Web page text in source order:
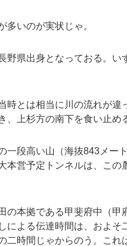
多いのが実状じゃ。
野県出身となっておる。い
時とは相当に川の流れが違
上杉方の南下を食い止め
一段高い山（海抜843 メー
本営予定トンネルは、この
の本拠である甲斐府中（甲
よる伝達時間は、およそ
二時間じゃからのう。これ